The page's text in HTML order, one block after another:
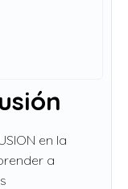
en la
a